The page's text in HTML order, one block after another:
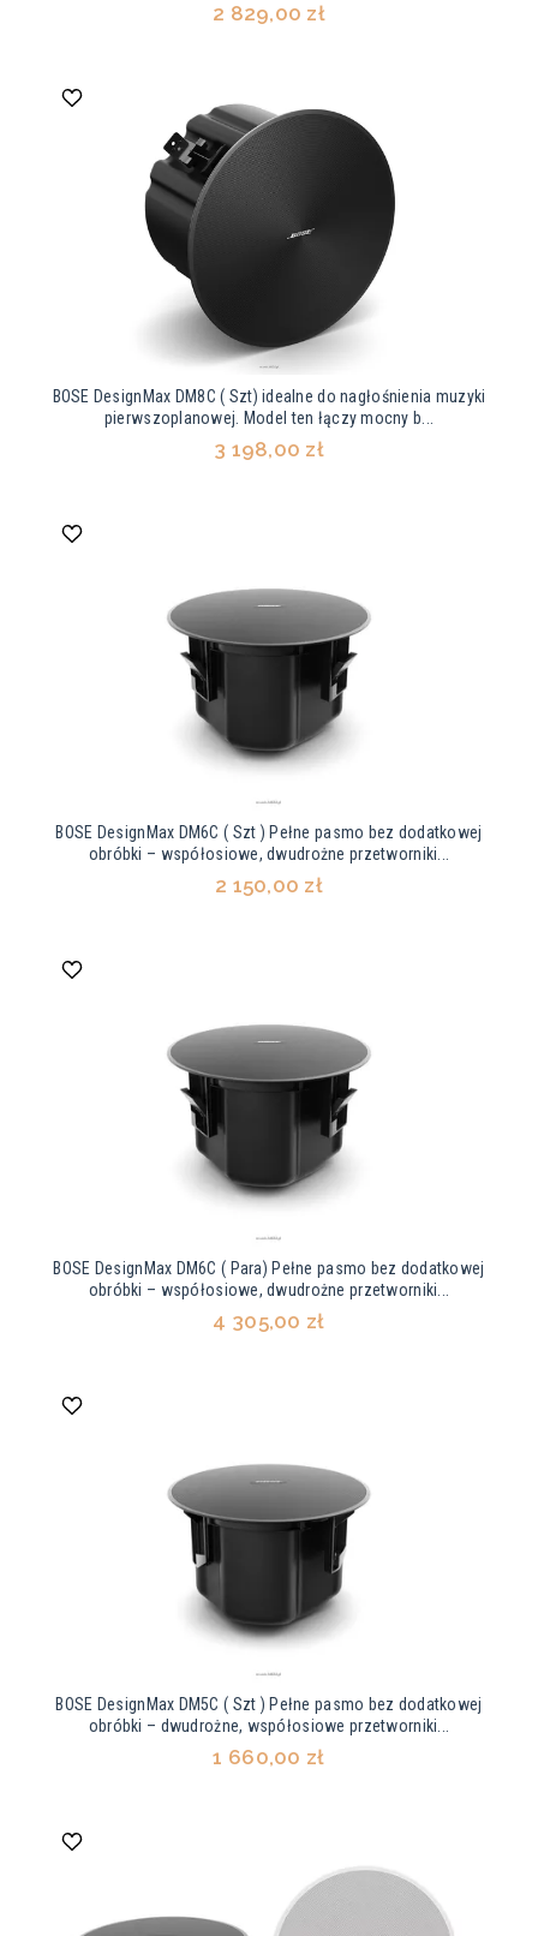
2 829,00 zł
BOSE DesignMax DM8C ( Szt) idealne do nagłośnienia muzyki
pierwszoplanowej. Model ten łączy mocny b...
3 198,00 zł
BOSE DesignMax DM6C ( Szt ) Pełne pasmo bez dodatkowej
obróbki – współosiowe, dwudrożne przetworniki...
2 150,00 zł
BOSE DesignMax DM6C ( Para) Pełne pasmo bez dodatkowej
obróbki – współosiowe, dwudrożne przetworniki...
4 305,00 zł
BOSE DesignMax DM5C ( Szt ) Pełne pasmo bez dodatkowej
obróbki – dwudrożne, współosiowe przetworniki...
1 660,00 zł